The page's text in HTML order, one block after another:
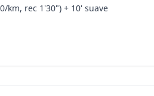
km, rec 1'30") + 10' suave